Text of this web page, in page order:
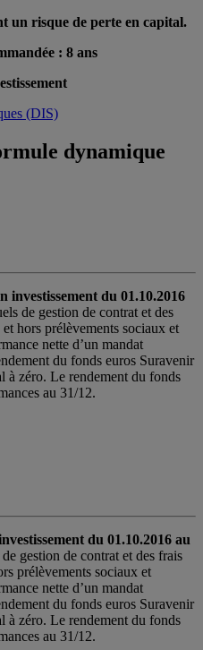
un risque de perte en capital.
: 8 ans
(DIS)
dynamique
investissement du 01.10.2016
de gestion de contrat et des
hors prélèvements sociaux et
nette d’un mandat
du fonds euros Suravenir
à zéro. Le rendement du fonds
au 31/12.
du 01.10.2016 au
gestion de contrat et des frais
prélèvements sociaux et
nette d’un mandat
du fonds euros Suravenir
à zéro. Le rendement du fonds
au 31/12.